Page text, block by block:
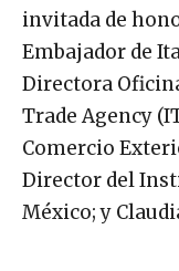
invitada de
Embajador de
Directora
Trade Agency
Comercio
Director del
México; y